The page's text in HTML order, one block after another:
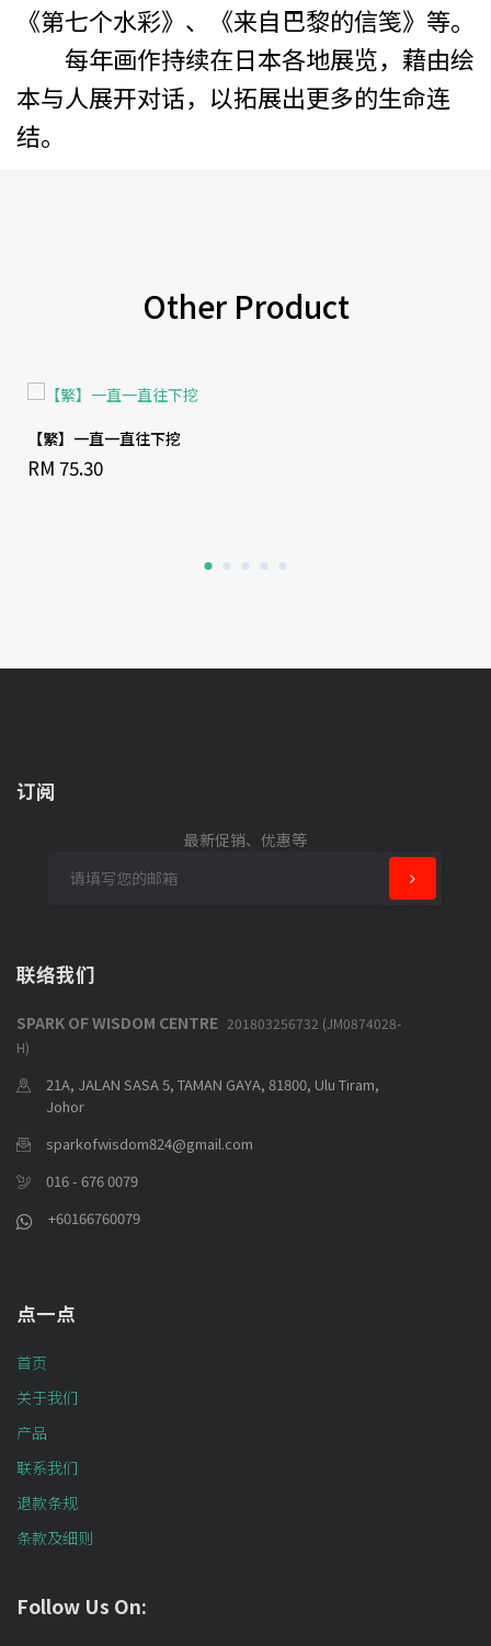
《第七个水彩》、《来自巴黎的信笺》等。
每年画作持续在日本各地展览，藉由绘
本与人展开对话，以拓展出更多的生命连
结。
Other Product
【繁】一直一直往下挖
RM 75.30
订阅
最新促销、优惠等
联络我们
SPARK OF WISDOM CENTRE 201803256732 (JM0874028-
H)
21A, JALAN SASA 5, TAMAN GAYA, 81800, Ulu Tiram,
Johor
sparkofwisdom824@gmail.com
016 - 676 0079
+60166760079
点一点
首页
关于我们
产品
联系我们
退款条规
条款及细则
Follow Us On: